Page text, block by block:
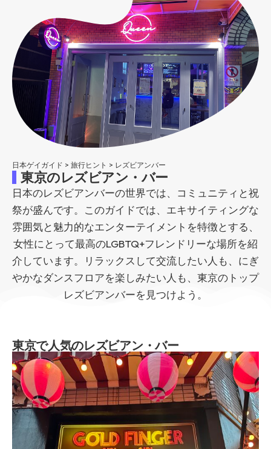
日本ゲイガイド > 旅行ヒント > レズビアンバー
東京のレズビアン・バー
日本のレズビアンバーの世界では、コミュニティと祝
祭が盛んです。このガイドでは、エキサイティングな
雰囲気と魅力的なエンターテイメントを特徴とする、
女性にとって最高のLGBTQ+フレンドリーな場所を紹
介しています。リラックスして交流したい人も、にぎ
やかなダンスフロアを楽しみたい人も、東京のトップ
レズビアンバーを見つけよう。
東京で人気のレズビアン・バー